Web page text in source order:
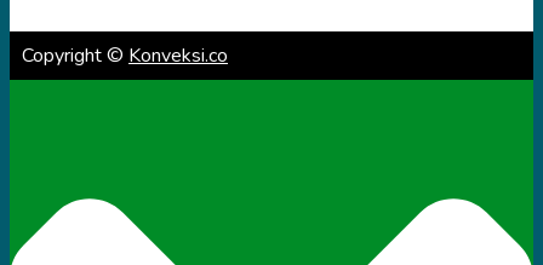
Copyright © Konveksi.co